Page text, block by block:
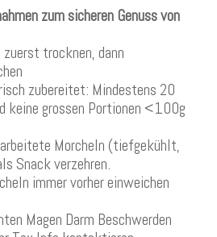
zum sicheren Genuss von
trocknen, dann
zubereitet: Mindestens 20
keine grossen Portionen <100g
Morcheln (tiefgekühlt,
Snack verzehren.
immer vorher einweichen
Magen Darm Beschwerden